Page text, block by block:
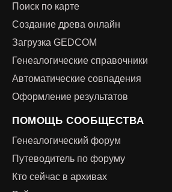
Поиск по карте
Создание древа онлайн
Загрузка GEDCOM
Генеалогические справочники
Автоматические совпадения
Оформление результатов
ПОМОЩЬ СООБЩЕСТВА
Генеалогический форум
Путеводитель по форуму
Кто сейчас в архивах